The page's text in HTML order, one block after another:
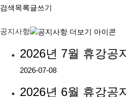
검색목록글쓰기
공지사항
2026년 7월 휴강공지
2026-07-08
2026년 6월 휴강공지